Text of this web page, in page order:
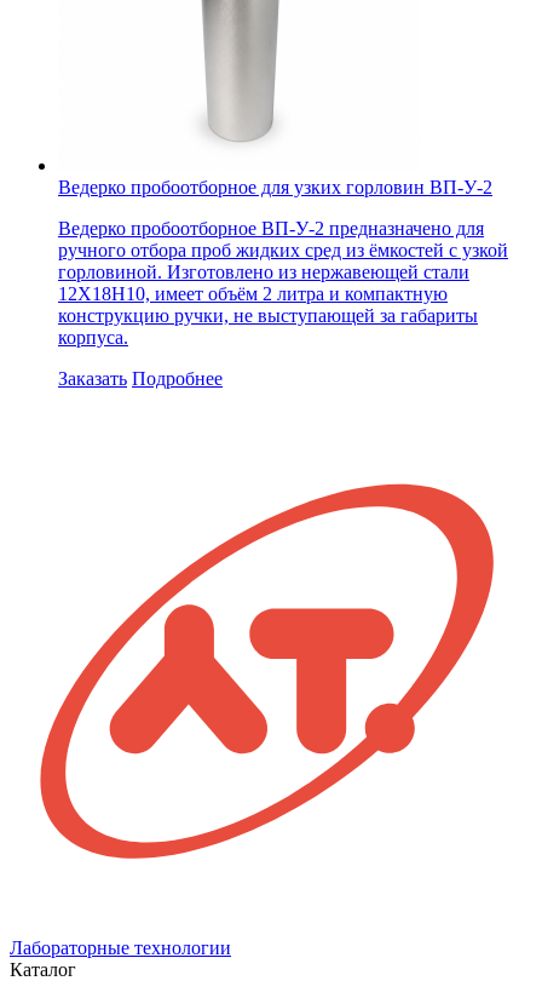
Ведерко пробоотборное для узких горловин ВП-У-2
Ведерко пробоотборное ВП-У-2 предназначено для
ручного отбора проб жидких сред из ёмкостей с узкой
горловиной. Изготовлено из нержавеющей стали
12Х18Н10, имеет объём 2 литра и компактную
конструкцию ручки, не выступающей за габариты
корпуса.
Заказать Подробнее
Лабораторные технологии
Каталог